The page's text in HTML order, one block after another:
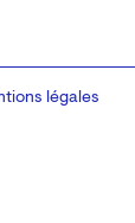
légales